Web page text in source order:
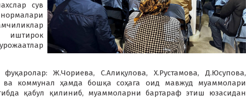
сув
иштирок
Ж.Чориева, С.Алиқулова, Х.Рустамова, Д.Юсупова,
ва коммунал ҳамда бошқа соҳага оид мавжуд муаммолари
қабул қилиниб, муаммоларни бартараф этиш юзасидан